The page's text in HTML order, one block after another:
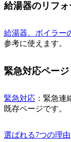
給湯器のリフォ
給湯器、ボイラー
参考に使えます。
緊急対応ページ
緊急対応 ：緊急
既存ページです。
選ばれる7つの理由